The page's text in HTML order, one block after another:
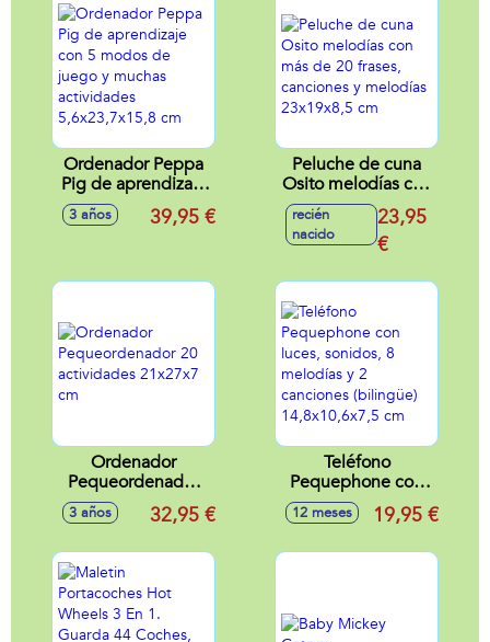
Ordenador Peppa
Pig de aprendizaje
con 5 modos de
juego y muchas
3 años 39,95 €
Peluche de cuna
Osito melodías con
más de 20 frases,
canciones y
melodías
recién
nacido
23,95
€
Ordenador
Pequeordenador
20 actividades
21x27x7 cm
3 años 32,95 €
Teléfono
Pequephone con
luces, sonidos, 8
melodías y 2
12 meses 19,95 €